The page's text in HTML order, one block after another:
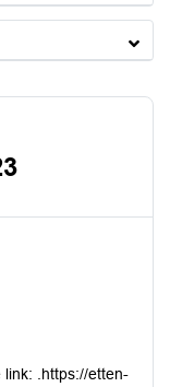
link: .https://etten-